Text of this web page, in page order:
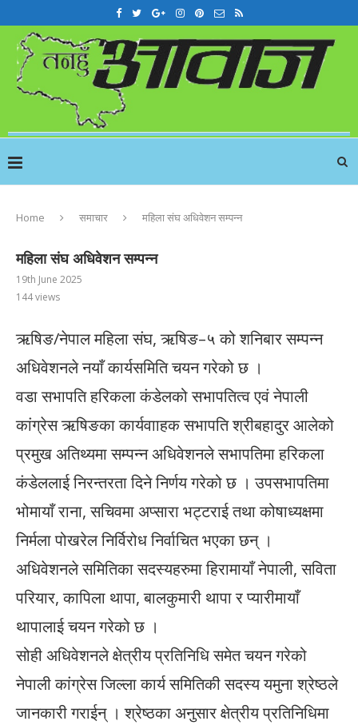
Home समाचार महिला संघ अधिवेशन सम्पन्न
महिला संघ अधिवेशन सम्पन्न
19th June 2025
144views
ऋषिङ/नेपाल महिला संघ, ऋषिङ–५ को शनिबार सम्पन्न
अधिवेशनले नयाँ कार्यसमिति चयन गरेको छ ।
वडा सभापति हरिकला कंडेलको सभापतित्व एवं नेपाली
कांग्रेस ऋषिङका कार्यवााहक सभापति श्रीबहादुर आलेको
प्रमुख अतिथ्यमा सम्पन्न अधिवेशनले सभापतिमा हरिकला
कंडेललाई निरन्तरता दिने निर्णय गरेको छ । उपसभापतिमा
भोमायाँ राना, सचिवमा अप्सारा भट्टराई तथा कोषाध्यक्षमा
निर्मला पोखरेल निर्विरोध निर्वाचित भएका छन् ।
अधिवेशनले समितिका सदस्यहरुमा हिरामायाँ नेपाली, सविता
परियार, कापिला थापा, बालकुमारी थापा र प्यारीमायाँ
थापालाई चयन गरेको छ ।
सोही अधिवेशनले क्षेत्रीय प्रतिनिधि समेत चयन गरेको
नेपाली कांग्रेस जिल्ला कार्य समितिकी सदस्य यमुना श्रेष्ठले
जानकारी गराईन् । श्रेष्ठका अनुसार क्षेत्रीय प्रतिनिधिमा